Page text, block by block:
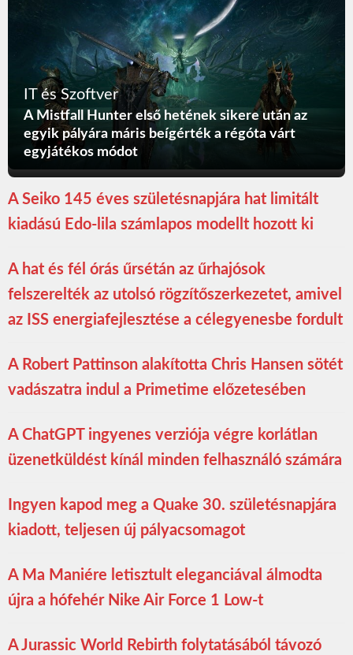
IT és Szoftver
A Mistfall Hunter első hetének sikere után az
egyik pályára máris beígérték a régóta várt
egyjátékos módot
A Seiko 145 éves születésnapjára hat limitált
kiadású Edo-lila számlapos modellt hozott ki
A hat és fél órás űrsétán az űrhajósok
felszerelték az utolsó rögzítőszerkezetet, amivel
az ISS energiafejlesztése a célegyenesbe fordult
A Robert Pattinson alakította Chris Hansen sötét
vadászatra indul a Primetime előzetesében
A ChatGPT ingyenes verziója végre korlátlan
üzenetküldést kínál minden felhasználó számára
Ingyen kapod meg a Quake 30. születésnapjára
kiadott, teljesen új pályacsomagot
A Ma Maniére letisztult eleganciával álmodta
újra a hófehér Nike Air Force 1 Low-t
A Jurassic World Rebirth folytatásából távozó